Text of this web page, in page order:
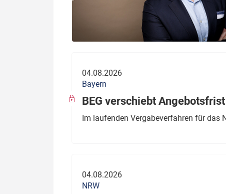
04.08.2026
Bayern
BEG verschiebt
Im laufenden Vergabeverfahren für das
04.08.2026
NRW